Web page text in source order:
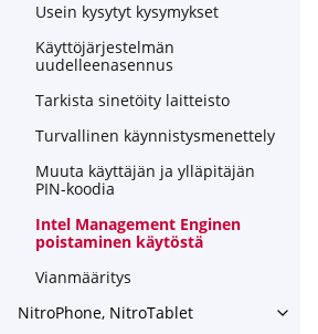
Usein kysytyt kysymykset
Käyttöjärjestelmän
uudelleenasennus
Tarkista sinetöity laitteisto
Turvallinen käynnistysmenettely
Muuta käyttäjän ja ylläpitäjän
PIN-koodia
Intel Management Enginen
poistaminen käytöstä
Vianmääritys
NitroPhone, NitroTablet